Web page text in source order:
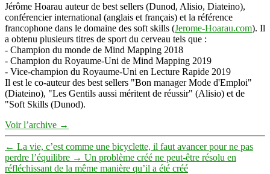
Jérôme Hoarau auteur de best sellers (Dunod, Alisio, Diateino),
conférencier international (anglais et français) et la référence
francophone dans le domaine des soft skills (Jerome-Hoarau.com). Il
a obtenu plusieurs titres de sport du cerveau tels que :
- Champion du monde de Mind Mapping 2018
- Champion du Royaume-Uni de Mind Mapping 2019
- Vice-champion du Royaume-Uni en Lecture Rapide 2019
Il est le co-auteur des best sellers "Bon manager Mode d'Emploi"
(Diateino), "Les Gentils aussi méritent de réussir" (Alisio) et de
"Soft Skills (Dunod).
Voir l’archive →
← La vie, c’est comme une bicyclette, il faut avancer pour ne pas
perdre l’équilibre → Un problème créé ne peut-être résolu en
réfléchissant de la même manière qu’il a été créé